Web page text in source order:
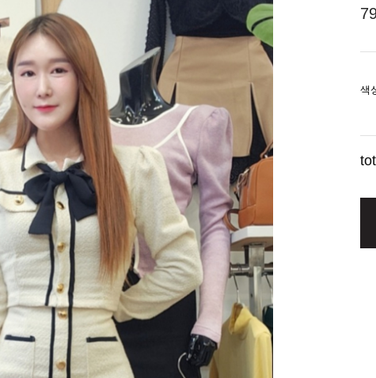
색